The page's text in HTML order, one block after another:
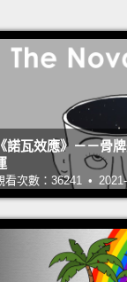
《諾瓦效應》－－骨
看次數：36241 •